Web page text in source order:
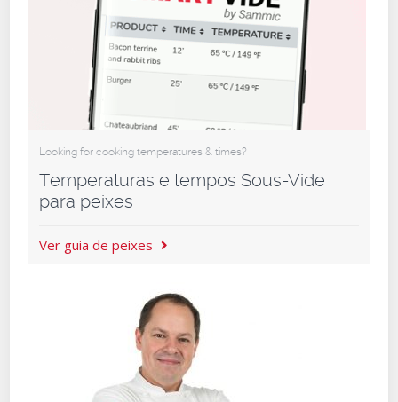
Looking for cooking temperatures & times?
Temperaturas e tempos Sous-Vide
para peixes
Ver guia de peixes